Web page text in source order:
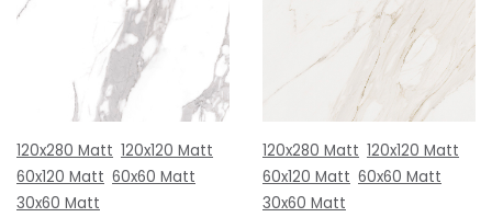
120x280 Matt 120x120 Matt
60x120 Matt 60x60 Matt
30x60 Matt
120x280 Matt 120x120 Matt
60x120 Matt 60x60 Matt
30x60 Matt